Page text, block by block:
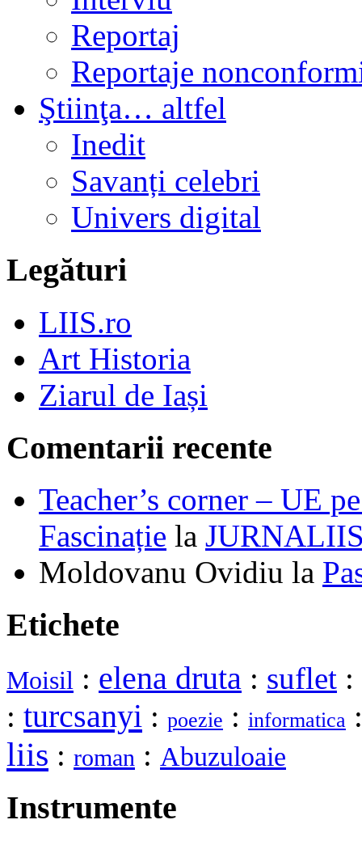
Reportaj
Reportaje
Ştiinţa… altfel
Inedit
Savanți celebri
Univers digital
Legături
LIIS.ro
Art Historia
Ziarul de Iași
Comentarii recente
Teacher’s corner – UE
Fascinație la
Moldovanu Ovidiu la
Etichete
Moisil : elena druta : suflet :
: turcsanyi : poezie : informatica
liis : roman : Abuzuloaie
Instrumente